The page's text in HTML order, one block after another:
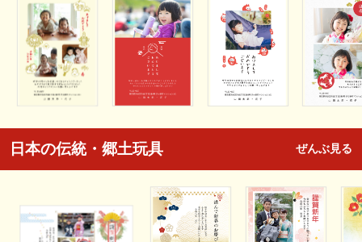
日本の伝統・郷土玩具 ぜんぶ見る